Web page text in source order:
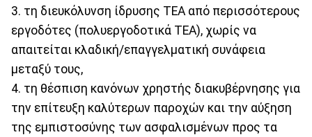
3. τη διευκόλυνση ίδρυσης ΤΕΑ από περισσότερους
εργοδότες (πολυεργοδοτικά ΤΕΑ), χωρίς να
απαιτείται κλαδική/επαγγελματική συνάφεια
μεταξύ τους,
4. τη θέσπιση κανόνων χρηστής διακυβέρνησης για
την επίτευξη καλύτερων παροχών και την αύξηση
της εμπιστοσύνης των ασφαλισμένων προς τα